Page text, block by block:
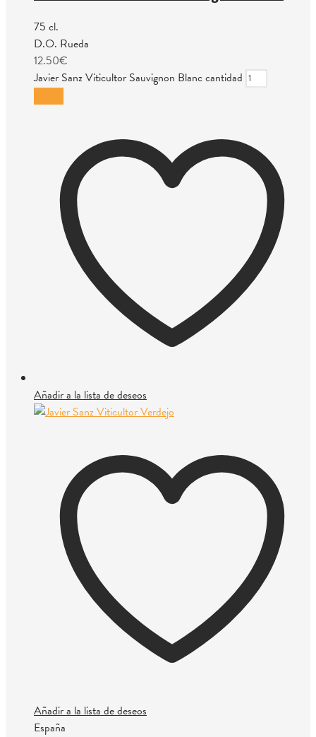
75 cl.
D.O. Rueda
12.50€
Javier Sanz Viticultor Sauvignon Blanc cantidad
Añadir a la lista de deseos
Añadir a la lista de deseos
España